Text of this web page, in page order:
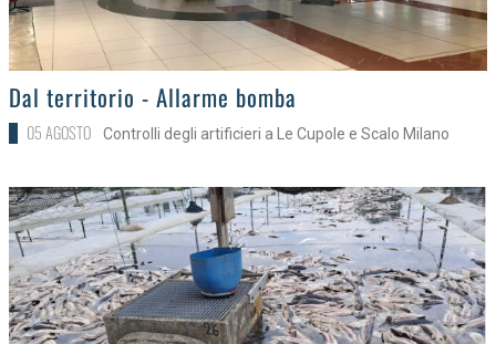
>
Dal territorio - Allarme bomba
05 AGOSTO Controlli degli artificieri a Le Cupole e Scalo Milano